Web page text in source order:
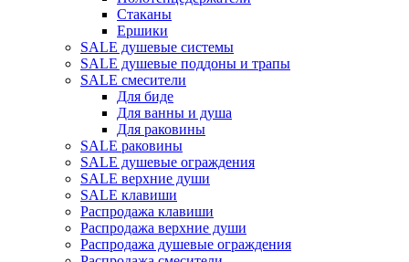
Стаканы
Ершики
SALE душевые системы
SALE душевые поддоны и трапы
SALE смесители
Для биде
Для ванны и душа
Для раковины
SALE раковины
SALE душевые ограждения
SALE верхние души
SALE клавиши
Распродажа клавиши
Распродажа верхние души
Распродажа душевые ограждения